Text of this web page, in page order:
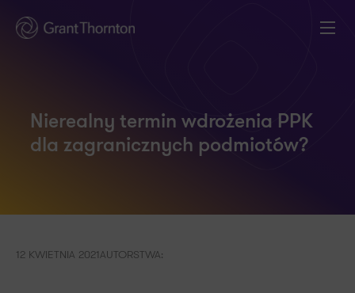
Nierealny termin wdrożenia PPK
dla zagranicznych podmiotów?
12 KWIETNIA 2021AUTORSTWA: